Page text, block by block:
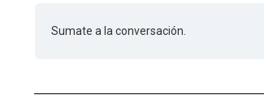
Sumate a la conversación.